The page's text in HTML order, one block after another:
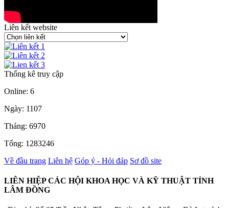
Liên kết website
Thống kê truy cập
Online: 6
Ngày: 1107
Tháng: 6970
Tổng: 1283246
Về đầu trang Liên hệ Góp ý - Hỏi đáp Sơ đồ site
LIÊN HIỆP CÁC HỘI KHOA HỌC VÀ KỸ THUẬT TỈNH
LÂM ĐỒNG